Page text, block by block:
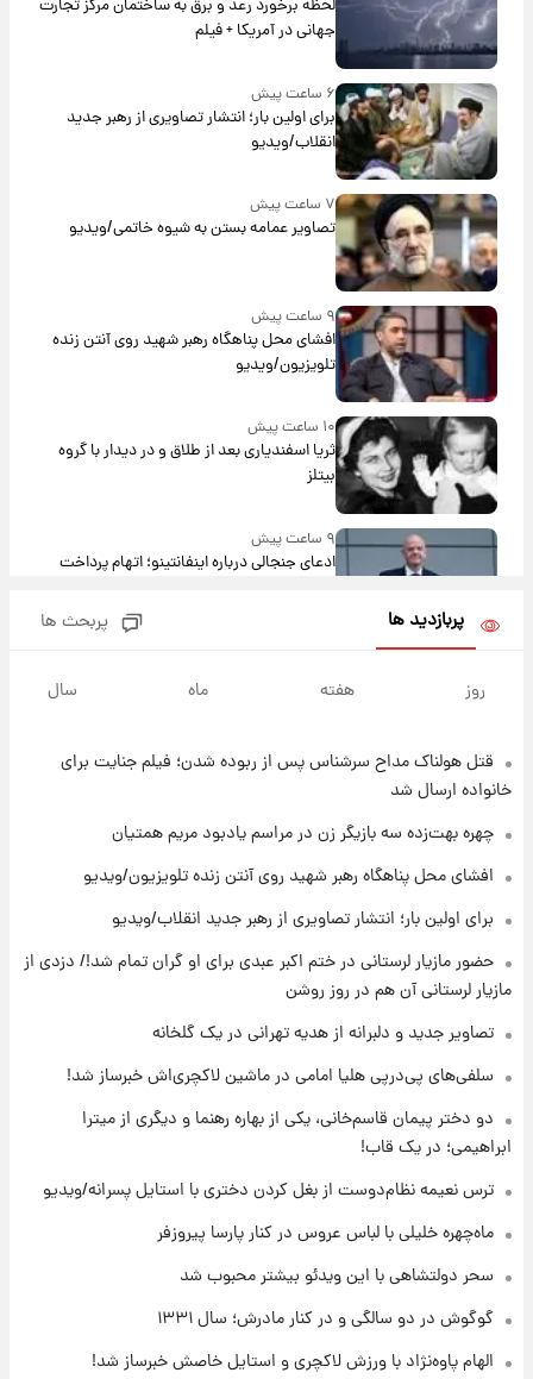
لحظه برخورد رعد و برق به ساختمان مرکز تجارت
جهانی در آمریکا + فیلم
۶ ساعت پیش
برای اولین بار؛ انتشار تصاویری از رهبر جدید
انقلاب/ویدیو
۷ ساعت پیش
تصاویر عمامه بستن به شیوه خاتمی/ویدیو
۹ ساعت پیش
افشای محل پناهگاه‌ رهبر شهید روی آنتن زنده
تلویزیون/ویدیو
۱۰ ساعت پیش
ثریا اسفندیاری بعد از طلاق و در دیدار با گروه
بیتلز
۹ ساعت پیش
ادعای جنجالی درباره اینفانتینو؛ اتهام پرداخت
آلزایمر و زوال عقل افزایش می‌یابد؟
۱۰ ساعت پیش
۱۰ ساعت پیش
مرداد ۱۴۰۵ +جدول
۱۱ ساعت پیش
با قدرتمندترین و بادوام ترین تانک جهان آشنا
شوید+ فیلم
قیمت طلا ۱۸عیار امروز شنبه ۱۷ مرداد ۱۴۰۵
۱۲ ساعت پیش
قیمت محصولات ایران‌خودرو و سایپا امروز شنبه
پربازدید ها پربحث ها
روز هفته ماه سال
قتل هولناک مداح سرشناس پس از ربوده شدن؛ فیلم جنایت برای
خانواده ارسال شد
چهره بهت‌زده سه بازیگر زن در مراسم یادبود مریم همتیان
افشای محل پناهگاه‌ رهبر شهید روی آنتن زنده تلویزیون/ویدیو
برای اولین بار؛ انتشار تصاویری از رهبر جدید انقلاب/ویدیو
حضور مازیار لرستانی در ختم اکبر عبدی برای او گران تمام شد!/ دزدی از
مازیار لرستانی آن هم در روز روشن
تصاویر جدید و دلبرانه از هدیه تهرانی در یک گلخانه
سلفی‌های پی‌درپی هلیا امامی در ماشین لاکچری‌اش خبرساز شد!
دو دختر پیمان قاسم‌خانی، یکی از بهاره رهنما و دیگری از میترا
ابراهیمی؛ در یک قاب!
ترس نعیمه نظام‌دوست از بغل کردن دختری با استایل پسرانه/ویدیو
ماه‌چهره خلیلی با لباس عروس در کنار پارسا پیروزفر
سحر دولتشاهی با این ویدئو بیشتر محبوب شد
گوگوش در دو سالگی و در کنار مادرش؛ سال ۱۳۳۱
الهام پاوه‌نژاد با ورزش لاکچری و استایل خاصش خبرساز شد!